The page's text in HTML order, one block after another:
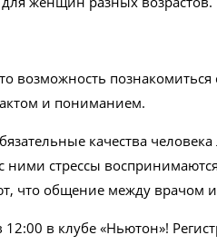
возможность
и пониманием.
качества
ними стрессы
что общение между врачом
в клубе «Ньютон»!